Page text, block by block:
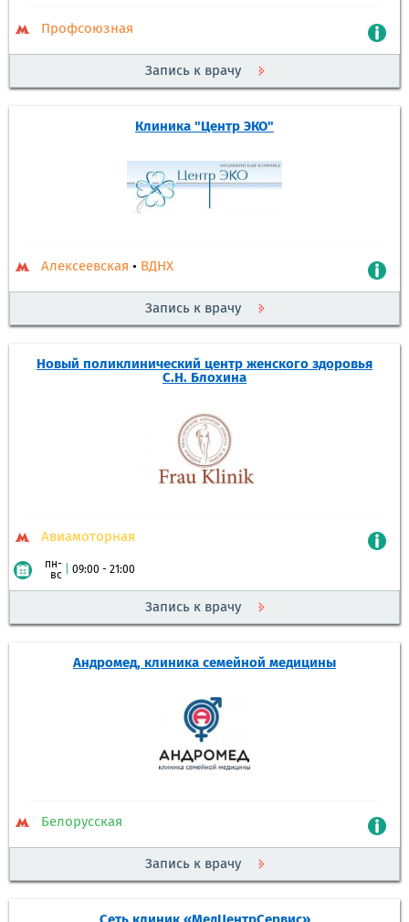
Профсоюзная
Запись к врачу
Клиника "Центр ЭКО"
Алексеевская • ВДНХ
Запись к врачу
Новый поликлинический центр женского здоровья
С.Н. Блохина
Авиамоторная
пн-
вс
09:00 - 21:00
Запись к врачу
Андромед, клиника семейной медицины
Белорусская
Запись к врачу
Сеть клиник «МедЦентрСервис»